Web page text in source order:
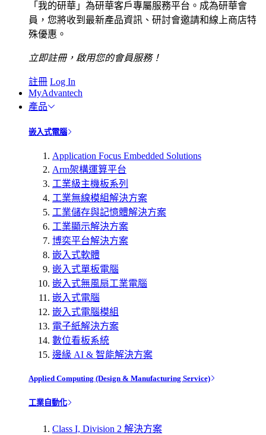
「我的研華」為研華客戶專屬服務平台。成為研華會
員，您將收到最新產品資訊、研討會邀請和線上商店特
殊優惠。
立即註冊，啟用您的會員服務！
註冊 Log In
MyAdvantech
產品
嵌入式電腦
Application Focus Embedded Solutions
Arm架構運算平台
工業級主機板系列
工業無線模組解決方案
工業儲存與記憶體解決方案
工業顯示解決方案
博奕平台解決方案
嵌入式軟體
嵌入式單板電腦
嵌入式無風扇工業電腦
嵌入式電腦
嵌入式電腦模組
電子紙解決方案
數位看板系統
邊緣 AI & 智能解決方案
Applied Computing (Design & Manufacturing Service)
工業自動化
Class I, Division 2 解決方案